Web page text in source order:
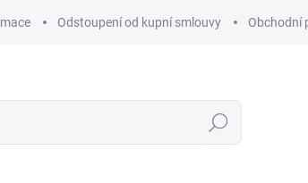
Odstoupení od kupní smlouvy Obchodní
Hledat